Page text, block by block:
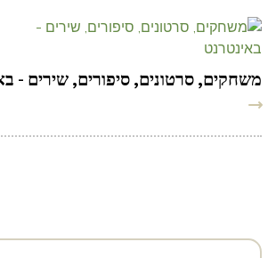
משחקים, סרטונים, סיפורים, שירים -